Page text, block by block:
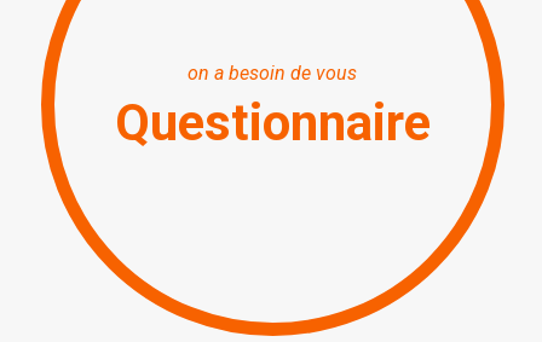
on a besoin de vous
Questionnaire